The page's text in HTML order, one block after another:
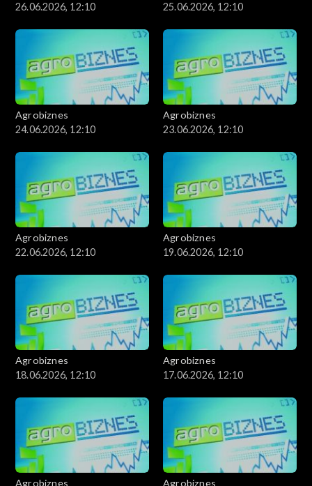
26.06.2026, 12:10
25.06.2026, 12:10
Agrobiznes
24.06.2026, 12:10
Agrobiznes
23.06.2026, 12:10
Agrobiznes
22.06.2026, 12:10
Agrobiznes
19.06.2026, 12:10
Agrobiznes
18.06.2026, 12:10
Agrobiznes
17.06.2026, 12:10
Agrobiznes Agrobiznes